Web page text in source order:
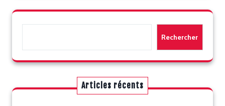
Rechercher
Rechercher
Articles récents